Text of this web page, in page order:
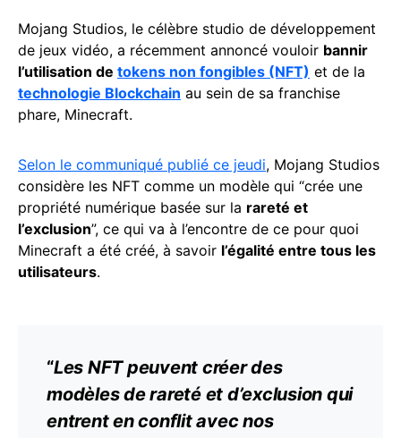
Mojang Studios, le célèbre studio de développement
de jeux vidéo, a récemment annoncé vouloir bannir
l’utilisation de tokens non fongibles (NFT) et de la
technologie Blockchain au sein de sa franchise
phare, Minecraft.
Selon le communiqué publié ce jeudi, Mojang Studios
considère les NFT comme un modèle qui “crée une
propriété numérique basée sur la rareté et
l’exclusion”, ce qui va à l’encontre de ce pour quoi
Minecraft a été créé, à savoir l’égalité entre tous les
utilisateurs.
“Les NFT peuvent créer des
modèles de rareté et d’exclusion qui
entrent en conflit avec nos